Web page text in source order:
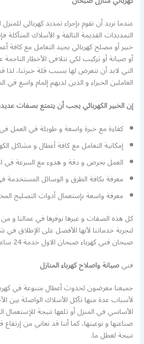
عندما نريد أن نقوم بإجراء تمديد كهربائي للمنزل
التمديدات القديمة التالفة و الأسلاك المتآكلة
خبير أو مصلح كهربائي يجيد التعامل مع كافة
أو صيانة أو تركيب لكي نتلافى الأخطار
التي لابد أن نتعرض لها بسبب قلة خبرتنا،
العاملين الخبراء و الذين لديهم إلمام واسع في
إن الخبير الكهربائي يجب أن يتمتع بصفات
كفاءة مع خبرة واسعة و طويلة في العمل في
إمكانية التعامل مع كافة أعطال و مشاكل
العمل بحرص و دقة و هدوء مع السرعة في
معرفة بكافة الطرق و الوسائل المستخدمة
معرفة واسعة بإستعمال أدوات التصليح
كل هذه الصفات و غيرها نوفرها في عمالنا و
لتجربة خدماتنا لأنها الأفضل على الإطلاق في
صبحان فني كهرباء صبحان الاول خدمة 24 ساعة .
فنيصيانة واصلاح كهرباء المنازل
جميعنا معرضون لحدوث أعطال متنوعة في
لأسباب عدة منها تآكل الأسلاك الواصلة بين
الأساسي في المنزل أو تلفها نتيجة للإستعمال
صناعتها و نوعيتها، كما أننا قد نعاني من إرتفاع
نتيجة لعطل ما.